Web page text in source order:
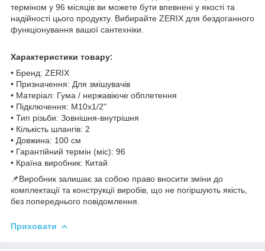
терміном у 96 місяців ви можете бути впевнені у якості та
надійності цього продукту. Вибирайте ZERIX для бездоганного
функціонування вашої сантехніки.
Характеристики товару:
• Бренд: ZERIX
• Призначення: Для змішувачів
• Матеріал: Гума / нержавіюче обплетення
• Підключення: M10x1/2"
• Тип різьби: Зовнішня-внутрішня
• Кількість шлангів: 2
• Довжина: 100 см
• Гарантійний термін (міс): 96
• Країна виробник: Китай
📌Виробник залишає за собою право вносити зміни до
комплектації та конструкції виробів, що не погіршують якість,
без попереднього повідомлення.
Приховати